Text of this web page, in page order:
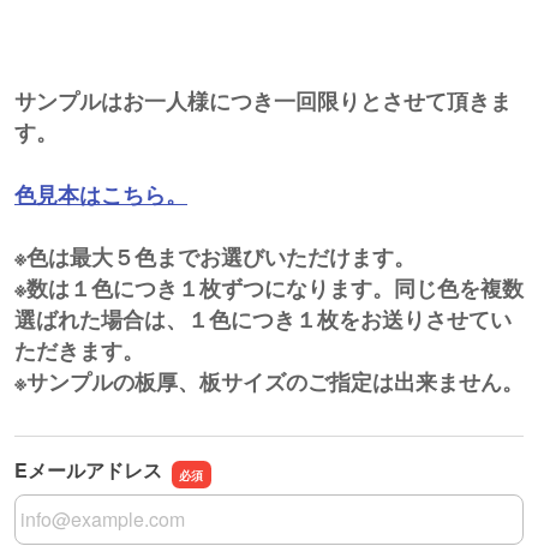
サンプルはお一人様につき一回限りとさせて頂きま
す。
色見本はこちら。
※色は最大５色までお選びいただけます。
※数は１色につき１枚ずつになります。同じ色を複数
選ばれた場合は、１色につき１枚をお送りさせてい
ただきます。
※サンプルの板厚、板サイズのご指定は出来ません。
Eメールアドレス
Eメールアドレス